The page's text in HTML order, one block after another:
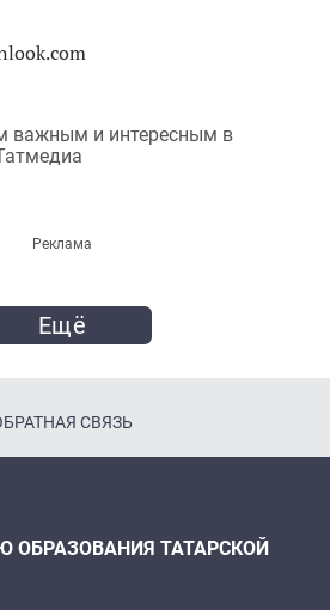
важным и интересным в
Реклама
Ещё
СВЯЗЬ
ОБРАЗОВАНИЯ ТАТАРСКОЙ